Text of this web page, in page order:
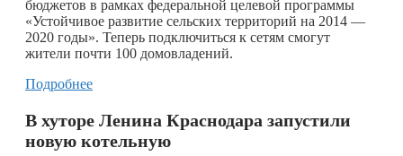
бюджетов в рамках федеральной целевой программы
«Устойчивое развитие сельских территорий на 2014 —
2020 годы». Теперь подключиться к сетям смогут
жители почти 100 домовладений.
Подробнее
В хуторе Ленина Краснодара запустили
новую котельную